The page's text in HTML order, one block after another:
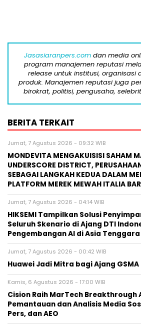
Jasasiaranpers.com dan media
program manajemen reputasi
release untuk institusi, organisasi
produk. Manajemen reputasi juga
birokrat, politisi, pengusaha,
BERITA TERKAIT
Jumat, 7 Agustus 2026 - 09:32 WIB
MONDEVITA MENGAKUISISI SAHAM
UNDERSCORE DISTRICT,
SEBAGAI LANGKAH KEDUA DALAM
PLATFORM MEREK MEWAH ITALIA
Jumat, 7 Agustus 2026 - 04:14 WIB
HIKSEMI Tampilkan Solusi
Seluruh Skenario di Ajang DTI
Pengembangan AI di Asia Tenggara
Jumat, 7 Agustus 2026 - 00:42 WIB
Huawei Jadi Mitra bagi Ajang GSMA
Kamis, 6 Agustus 2026 - 17:00 WIB
Cision Raih MarTech Breakthrough
Pemantauan dan Analisis Media
Pers, dan AEO